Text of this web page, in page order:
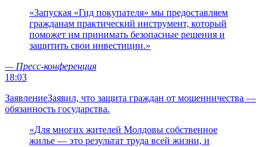
«Запуская «Гид покупателя» мы предоставляем
гражданам практический инструмент, который
поможет им принимать безопасные решения и
защитить свои инвестиции.»
— Пресс-конференция
18:03
ЗаявлениеЗаявил, что защита граждан от мошенничества —
обязанность государства.
«Для многих жителей Молдовы собственное
жилье — это результат труда всей жизни, и